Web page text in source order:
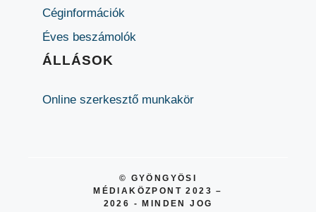
Céginformációk
Éves beszámolók
ÁLLÁSOK
Online szerkesztő munkakör
© GYÖNGYÖSI
MÉDIAKÖZPONT 2023 –
2026 - MINDEN JOG